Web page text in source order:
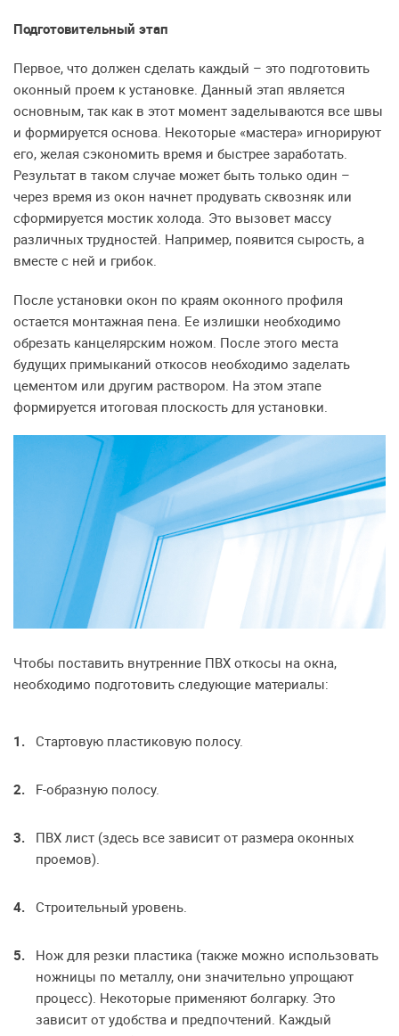
Подготовительный этап
Первое, что должен сделать каждый – это подготовить
оконный проем к установке. Данный этап является
основным, так как в этот момент заделываются все швы
и формируется основа. Некоторые «мастера» игнорируют
его, желая сэкономить время и быстрее заработать.
Результат в таком случае может быть только один –
через время из окон начнет продувать сквозняк или
сформируется мостик холода. Это вызовет массу
различных трудностей. Например, появится сырость, а
вместе с ней и грибок.
После установки окон по краям оконного профиля
остается монтажная пена. Ее излишки необходимо
обрезать канцелярским ножом. После этого места
будущих примыканий откосов необходимо заделать
цементом или другим раствором. На этом этапе
формируется итоговая плоскость для установки.
Чтобы поставить внутренние ПВХ откосы на окна,
необходимо подготовить следующие материалы:
Стартовую пластиковую полосу.
F-образную полосу.
ПВХ лист (здесь все зависит от размера оконных
проемов).
Строительный уровень.
Нож для резки пластика (также можно использовать
ножницы по металлу, они значительно упрощают
процесс). Некоторые применяют болгарку. Это
зависит от удобства и предпочтений. Каждый